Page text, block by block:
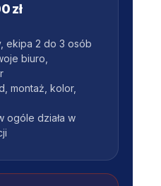
zł
ekipa 2 do 3 osób
biuro,
montaż, kolor,
ogóle działa w